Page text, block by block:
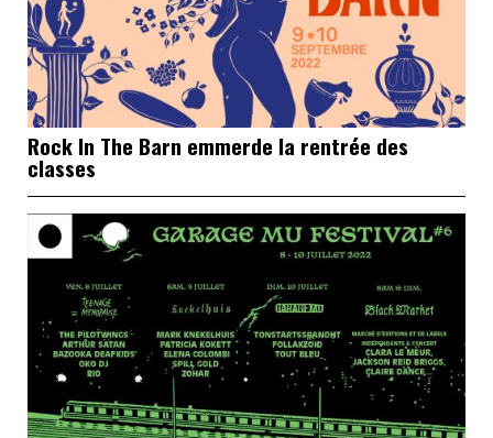
Rock In The Barn emmerde la rentrée des
classes